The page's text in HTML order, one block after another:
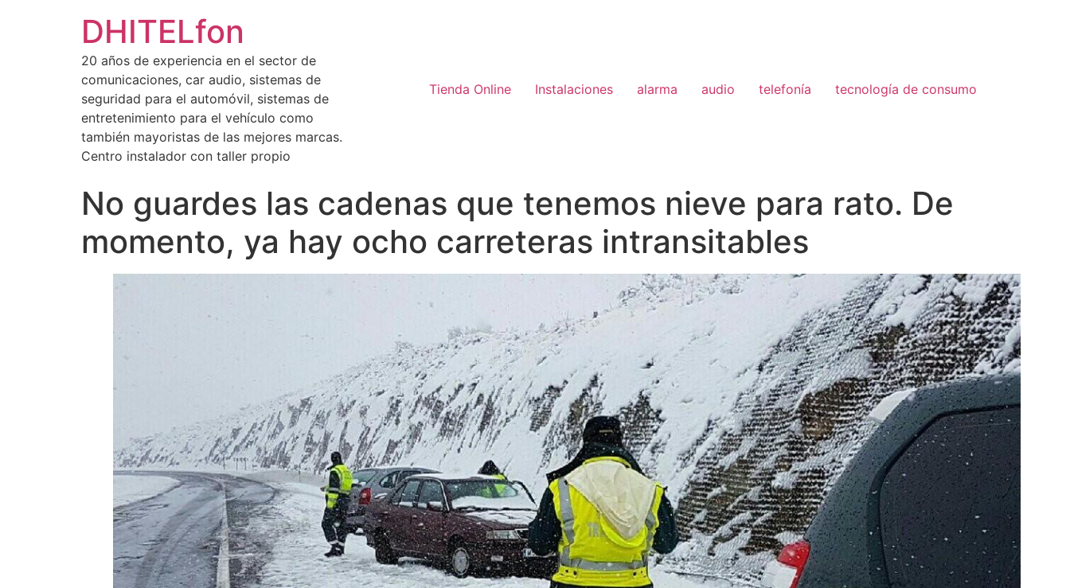
DHITELfon
20 años de experiencia en el sector de
comunicaciones, car audio, sistemas de
seguridad para el automóvil, sistemas de
entretenimiento para el vehículo como
también mayoristas de las mejores marcas.
Centro instalador con taller propio
Tienda Online Instalaciones alarma audio telefonía tecnología de consumo
No guardes las cadenas que tenemos nieve para rato. De
momento, ya hay ocho carreteras intransitables